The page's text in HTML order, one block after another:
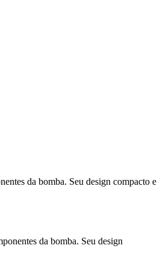
da bomba. Seu design compacto e
da bomba. Seu design